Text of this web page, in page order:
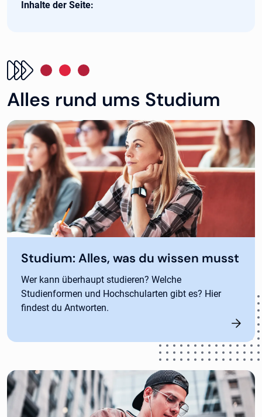
Inhalte der Seite:
Alles rund ums Studium
Studium: Alles, was du wissen musst
Wer kann überhaupt studieren? Welche
Studienformen und Hochschularten gibt es? Hier
findest du Antworten.